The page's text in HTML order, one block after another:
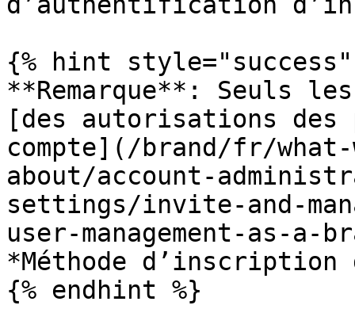
{% hint style="success"
**Remarque**: Seuls
[des autorisations des
compte](/brand/fr/
about/account-
settings/invite-and-
user-management-as-a-
*Méthode
{% endhint %}